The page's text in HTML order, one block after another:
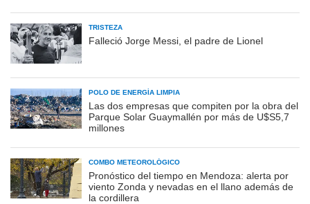
TRISTEZA
Falleció Jorge Messi, el padre de Lionel
POLO DE ENERGÍA LIMPIA
Las dos empresas que compiten por la obra del
Parque Solar Guaymallén por más de U$S5,7
millones
COMBO METEOROLÓGICO
Pronóstico del tiempo en Mendoza: alerta por
viento Zonda y nevadas en el llano además de
la cordillera